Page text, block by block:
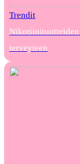
Trendit
terveyteen